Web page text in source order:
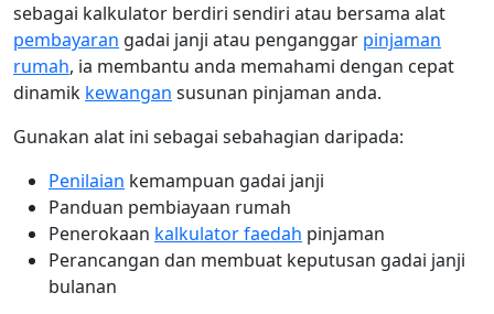
sebagai kalkulator berdiri sendiri atau bersama alat
pembayaran gadai janji atau penganggar pinjaman
rumah, ia membantu anda memahami dengan cepat
dinamik kewangan susunan pinjaman anda.
Gunakan alat ini sebagai sebahagian daripada:
Penilaian kemampuan gadai janji
Panduan pembiayaan rumah
Penerokaan kalkulator faedah pinjaman
Perancangan dan membuat keputusan gadai janji
bulanan